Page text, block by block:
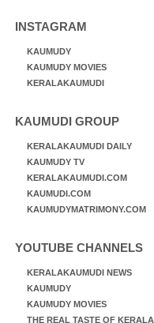
INSTAGRAM
KAUMUDY
KAUMUDY MOVIES
KERALAKAUMUDI
KAUMUDI GROUP
KERALAKAUMUDI DAILY
KAUMUDY TV
KERALAKAUMUDI.COM
KAUMUDI.COM
KAUMUDYMATRIMONY.COM
YOUTUBE CHANNELS
KERALAKAUMUDI NEWS
KAUMUDY
KAUMUDY MOVIES
THE REAL TASTE OF KERALA